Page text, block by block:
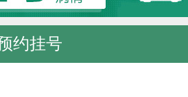
约挂号